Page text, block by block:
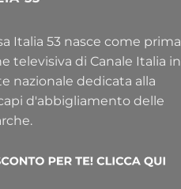
Italia 53 nasce come prima
televisiva di Canale Italia in
nazionale dedicata alla
d'abbigliamento delle